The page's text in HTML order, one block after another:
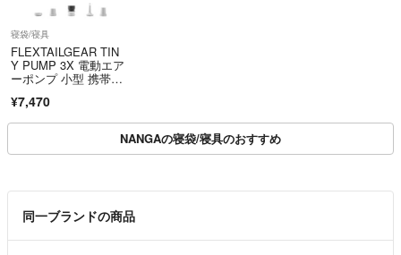
寝袋/寝具
FLEXTAILGEAR TIN
Y PUMP 3X 電動エア
ーポンプ 小型 携帯
圧 300L/分高速
¥7,470
NANGAの寝袋/寝具のおすすめ
同一ブランドの商品